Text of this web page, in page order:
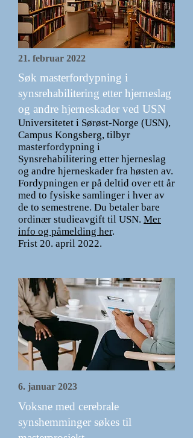
21. februar 2022
Søk masterfordypning i
synsrehabilitering etter hjerneslag
og andre hjerneskader ved USN
Universitetet i Sørøst-Norge (USN),
Campus Kongsberg, tilbyr
masterfordypning i
Synsrehabilitering etter hjerneslag
og andre hjerneskader fra høsten av.
Fordypningen er på deltid over ett år
med to fysiske samlinger i hver av
de to semestrene. Du betaler bare
ordinær studieavgift til USN. Mer
info og påmelding her.
Frist 20. april 2022.
6. januar 2023
Voksne med cerebrale
synshemminger søkes til